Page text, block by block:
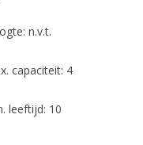
n.v.t.
capaciteit: 4
leeftijd: 10